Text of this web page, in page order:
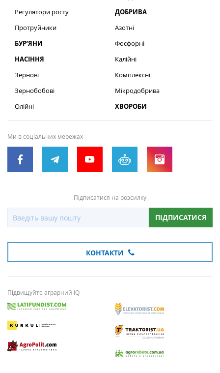
Регулятори росту
Протруйники
БУР’ЯНИ
НАСІННЯ
Зернові
Зернобобові
Олійні
ДОБРИВА
Азотні
Фосфорні
Калійні
Комплексні
Мікродобрива
ХВОРОБИ
Ми в соціальних мережах
Підписатися на розсилку
ПІДПИСАТИСЯ
КОНТАКТИ
Підвищуйте аграрний IQ